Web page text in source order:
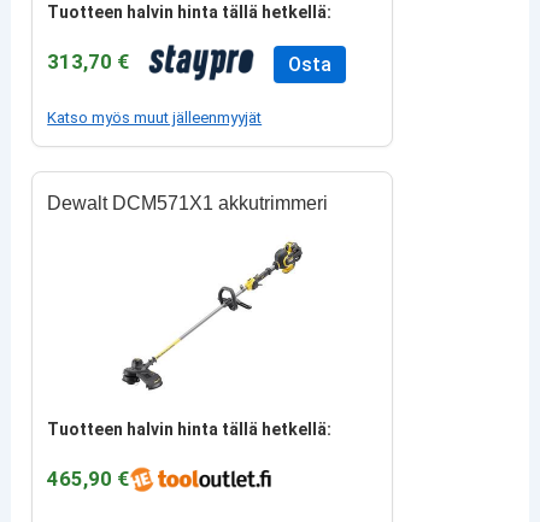
Tuotteen halvin hinta tällä hetkellä:
313,70 € Osta
Katso myös muut jälleenmyyjät
Dewalt DCM571X1 akkutrimmeri
Tuotteen halvin hinta tällä hetkellä:
465,90 €